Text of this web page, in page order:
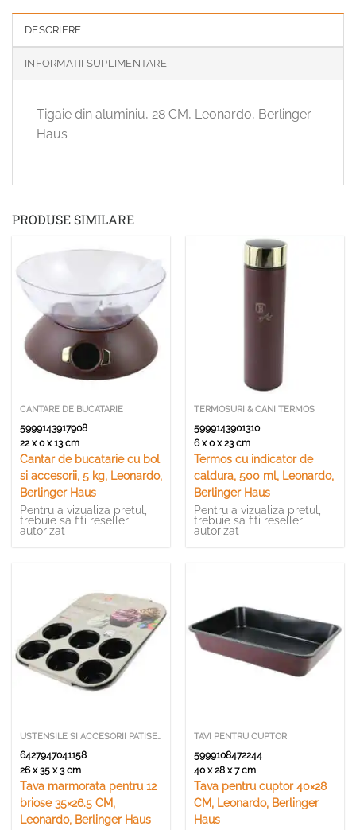
DESCRIERE
INFORMATII SUPLIMENTARE
Tigaie din aluminiu, 28 CM, Leonardo, Berlinger
Haus
PRODUSE SIMILARE
CANTARE DE BUCATARIE
5999143917908
22 x 0 x 13 cm
Cantar de bucatarie cu bol
si accesorii, 5 kg, Leonardo,
Berlinger Haus
Pentru a vizualiza pretul,
trebuie sa fiti reseller
autorizat
TERMOSURI & CANI TERMOS
5999143901310
6 x 0 x 23 cm
Termos cu indicator de
caldura, 500 ml, Leonardo,
Berlinger Haus
Pentru a vizualiza pretul,
trebuie sa fiti reseller
autorizat
USTENSILE SI ACCESORII PATISERIE
6427947041158
26 x 35 x 3 cm
Tava marmorata pentru 12
briose 35×26.5 CM,
Leonardo, Berlinger Haus
TAVI PENTRU CUPTOR
5999108472244
40 x 28 x 7 cm
Tava pentru cuptor 40×28
CM, Leonardo, Berlinger
Haus